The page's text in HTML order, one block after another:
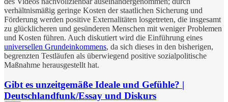
verhältnismäßig geringe Kosten der staatlichen Sicherung und
Förderung werden positive Externalitäten losgetreten, die insgesamt
zu glücklicheren und gesünderen Menschen mit weniger Problemen
und Kosten führen. Auch diskutiert wird die Einführung eines
universellen Grundeinkommens, da sich dieses in den bisherigen,
begrenzten Testläufen als überwiegend positive sozialpolitische
Maßnahme herausgestellt hat.
Gibt es unzeitgemäße Ideale und Gefühle? |
Deutschlandfunk/Essay und Diskurs